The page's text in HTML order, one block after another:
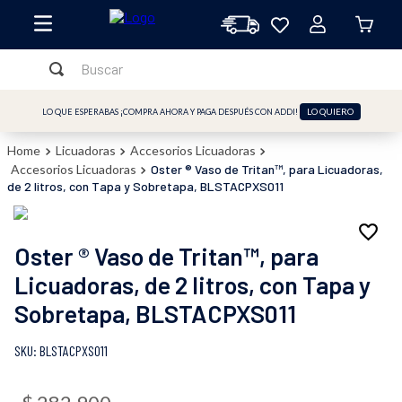
Buscar
LO QUE ESPERABAS ¡COMPRA AHORA Y PAGA DESPUÉS CON ADDI! LO QUIERO
Licuadoras
Accesorios Licuadoras
Accesorios Licuadoras
Oster ® Vaso de Tritan™, para Licuadoras,
de 2 litros, con Tapa y Sobretapa, BLSTACPXS011
Oster ® Vaso de Tritan™, para
Licuadoras, de 2 litros, con Tapa y
Sobretapa, BLSTACPXS011
: BLSTACPXS011
TÉRMINOS MÁS BUSCADOS
2.
freidora
3.
cafetera
.
sandwichera
freidora aire
.
plancha
.
horno